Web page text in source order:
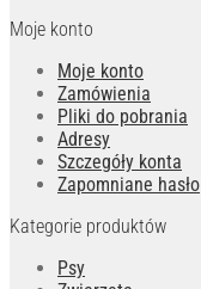
Moje konto
Moje konto
Zamówienia
Pliki do pobrania
Adresy
Szczegóły konta
Zapomniane hasło
Kategorie produktów
Psy